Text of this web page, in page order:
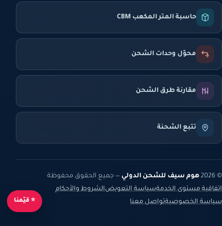
حاسبة المتر المكعب CBM
محوّل وحدات الشحن
مقارنة طرق الشحن
تتبع الشحنة
© 2026 هوم سيف للشحن الدولي — جميع الحقوق محفوظة
اتفاقية مستوى الخدمةسياسة التعويضالشروط والأحكام
سياسة الخصوصيةتواصل معنا ⭐ قيّمنا